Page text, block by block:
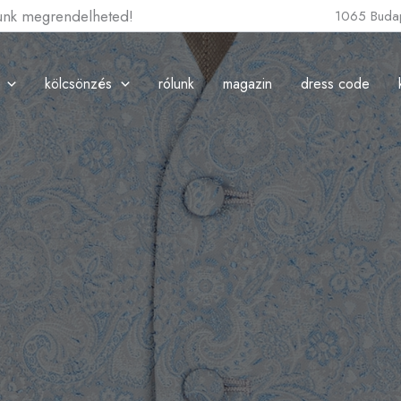
megrendelheted! 1065
kölcsönzés rólunk magazin dress code